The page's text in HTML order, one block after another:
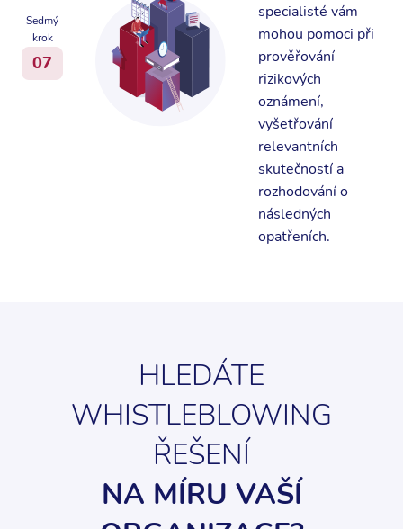
Sedmý
krok
07
specialisté vám
mohou pomoci při
prověřování
rizikových
oznámení,
vyšetřování
relevantních
skutečností a
rozhodování o
následných
opatřeních.
HLEDÁTE
WHISTLEBLOWING
ŘEŠENÍ
NA MÍRU VAŠÍ